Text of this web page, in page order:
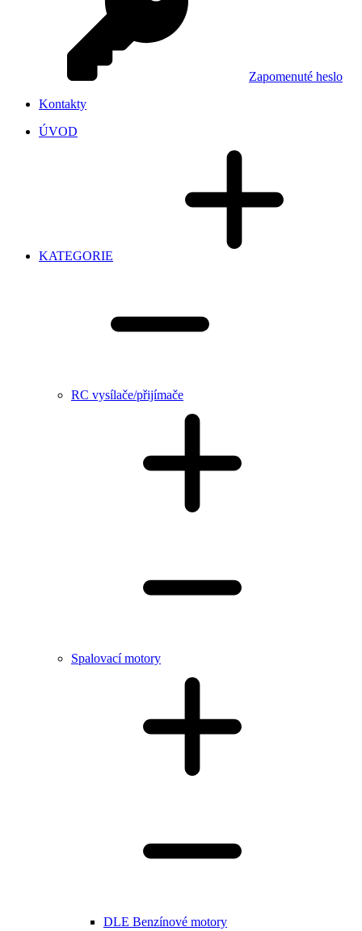
Zapomenuté heslo
Kontakty
ÚVOD
KATEGORIE
RC vysílače/přijímače
Spalovací motory
DLE Benzínové motory